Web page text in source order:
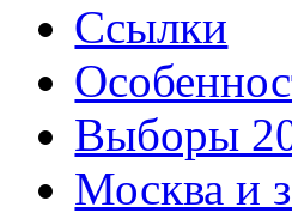
Ссылки
Выборы
Москва и